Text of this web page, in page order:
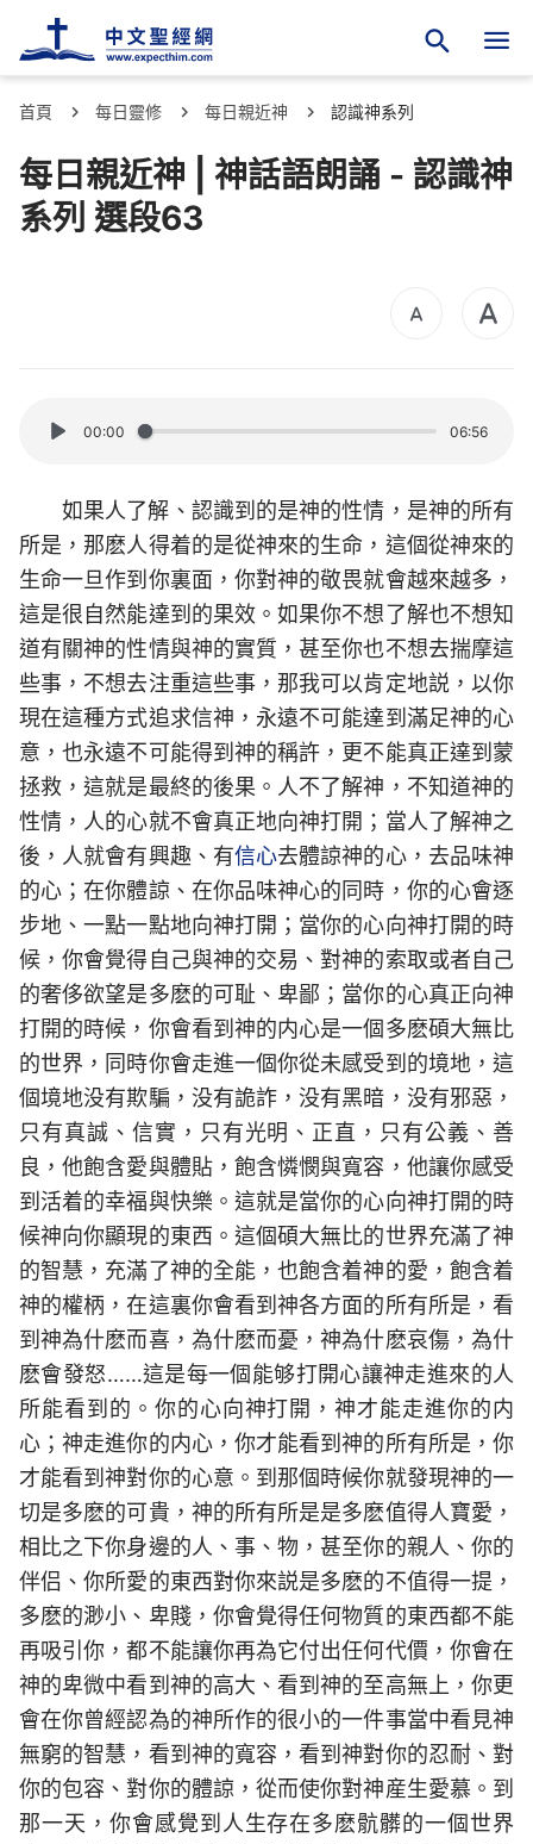
首頁 每日靈修 每日親近神 認識神系列
每日親近神 | 神話語朗誦 - 認識神
系列 選段63
00:00 06:56
如果人了解、認識到的是神的性情，是神的所有
所是，那麽人得着的是從神來的生命，這個從神來的
生命一旦作到你裏面，你對神的敬畏就會越來越多，
這是很自然能達到的果效。如果你不想了解也不想知
道有關神的性情與神的實質，甚至你也不想去揣摩這
些事，不想去注重這些事，那我可以肯定地説，以你
現在這種方式追求信神，永遠不可能達到滿足神的心
意，也永遠不可能得到神的稱許，更不能真正達到蒙
拯救，這就是最終的後果。人不了解神，不知道神的
性情，人的心就不會真正地向神打開；當人了解神之
後，人就會有興趣、有信心去體諒神的心，去品味神
的心；在你體諒、在你品味神心的同時，你的心會逐
步地、一點一點地向神打開；當你的心向神打開的時
候，你會覺得自己與神的交易、對神的索取或者自己
的奢侈欲望是多麽的可耻、卑鄙；當你的心真正向神
打開的時候，你會看到神的内心是一個多麽碩大無比
的世界，同時你會走進一個你從未感受到的境地，這
個境地没有欺騙，没有詭詐，没有黑暗，没有邪惡，
只有真誠、信實，只有光明、正直，只有公義、善
良，他飽含愛與體貼，飽含憐憫與寬容，他讓你感受
到活着的幸福與快樂。這就是當你的心向神打開的時
候神向你顯現的東西。這個碩大無比的世界充滿了神
的智慧，充滿了神的全能，也飽含着神的愛，飽含着
神的權柄，在這裏你會看到神各方面的所有所是，看
到神為什麽而喜，為什麽而憂，神為什麽哀傷，為什
麽會發怒……這是每一個能够打開心讓神走進來的人
所能看到的。你的心向神打開，神才能走進你的内
心；神走進你的内心，你才能看到神的所有所是，你
才能看到神對你的心意。到那個時候你就發現神的一
切是多麽的可貴，神的所有所是是多麽值得人寶愛，
相比之下你身邊的人、事、物，甚至你的親人、你的
伴侣、你所愛的東西對你來説是多麽的不值得一提，
多麽的渺小、卑賤，你會覺得任何物質的東西都不能
再吸引你，都不能讓你再為它付出任何代價，你會在
神的卑微中看到神的高大、看到神的至高無上，你更
會在你曾經認為的神所作的很小的一件事當中看見神
無窮的智慧，看到神的寬容，看到神對你的忍耐、對
你的包容、對你的體諒，從而使你對神産生愛慕。到
那一天，你會感覺到人生存在多麽骯髒的一個世界